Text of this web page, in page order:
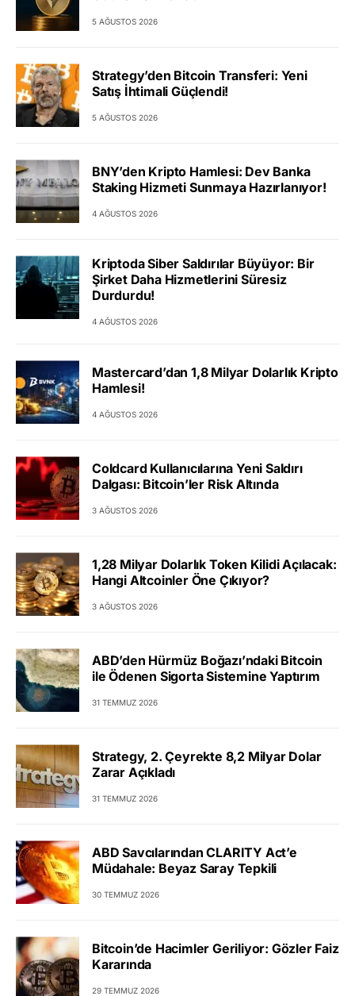
5 AĞUSTOS 2026
Strategy’den Bitcoin Transferi: Yeni
Satış İhtimali Güçlendi!
5 AĞUSTOS 2026
BNY’den Kripto Hamlesi: Dev Banka
Staking Hizmeti Sunmaya Hazırlanıyor!
4 AĞUSTOS 2026
Kriptoda Siber Saldırılar Büyüyor: Bir
Şirket Daha Hizmetlerini Süresiz
Durdurdu!
4 AĞUSTOS 2026
Mastercard’dan 1,8 Milyar Dolarlık Kripto
Hamlesi!
4 AĞUSTOS 2026
Coldcard Kullanıcılarına Yeni Saldırı
Dalgası: Bitcoin’ler Risk Altında
3 AĞUSTOS 2026
1,28 Milyar Dolarlık Token Kilidi Açılacak:
Hangi Altcoinler Öne Çıkıyor?
3 AĞUSTOS 2026
ABD’den Hürmüz Boğazı’ndaki Bitcoin
ile Ödenen Sigorta Sistemine Yaptırım
31 TEMMUZ 2026
Strategy, 2. Çeyrekte 8,2 Milyar Dolar
Zarar Açıkladı
31 TEMMUZ 2026
ABD Savcılarından CLARITY Act’e
Müdahale: Beyaz Saray Tepkili
30 TEMMUZ 2026
Bitcoin’de Hacimler Geriliyor: Gözler Faiz
Kararında
29 TEMMUZ 2026